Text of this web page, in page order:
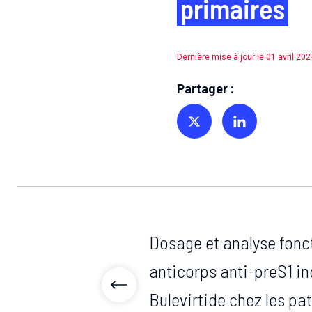
primaires
Dernière mise à jour le 01 avril
Partager :
Partager sur TwitterPartager sur Linkedin
Dosage et analyse
anticorps anti-preS1
Bulevirtide chez les